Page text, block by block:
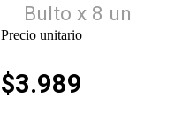
Bulto x 8 un
Precio unitario
$3.989